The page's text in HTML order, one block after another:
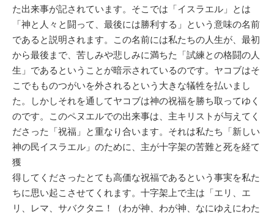
た出来事が記されています。そこでは「イスラエル」とは
「神と人々と闘って、最後には勝利する」という意味の名前
であると説明されます。この名前には私たちの人生が、最初
から最後まで、苦しみや悲しみに満ちた「試練との格闘の人
生」であるということが暗示されているのです。ヤコブはそ
こでもものつがいを外されるという大きな犠牲を払いまし
た。しかしそれを通してヤコブは神の祝福を勝ち取ってゆく
のです。このペヌエルでの出来事は、主キリストが与えてく
ださった「祝福」と重なり合います。それは私たち「新しい
神の民イスラエル」のために、主が十字架の苦難と死を経て
獲
得してくださったとても高価な祝福であるという事実を私た
ちに思い起こさせてくれます。十字架上で主は「エリ、エ
リ、レマ、サバクタニ！（わが神、わが神、なにゆえにわた